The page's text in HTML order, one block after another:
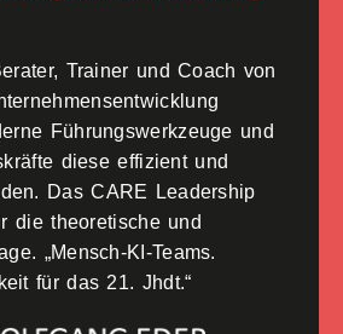
Trainer und Coach von
Führungswerkzeuge und
diese effizient und
Das CARE Leadership
die theoretische und
„Mensch-KI-Teams.
für das 21. Jhdt.“